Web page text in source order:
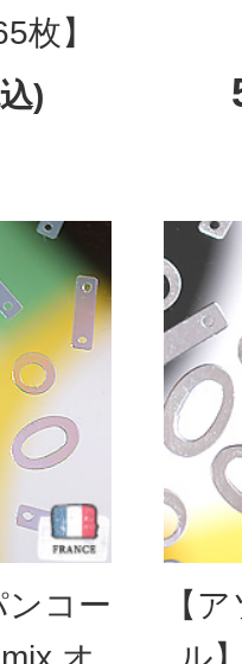
枚】
)
ンコー
【